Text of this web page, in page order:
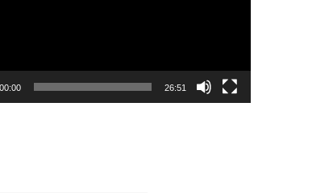
00:00 26:51